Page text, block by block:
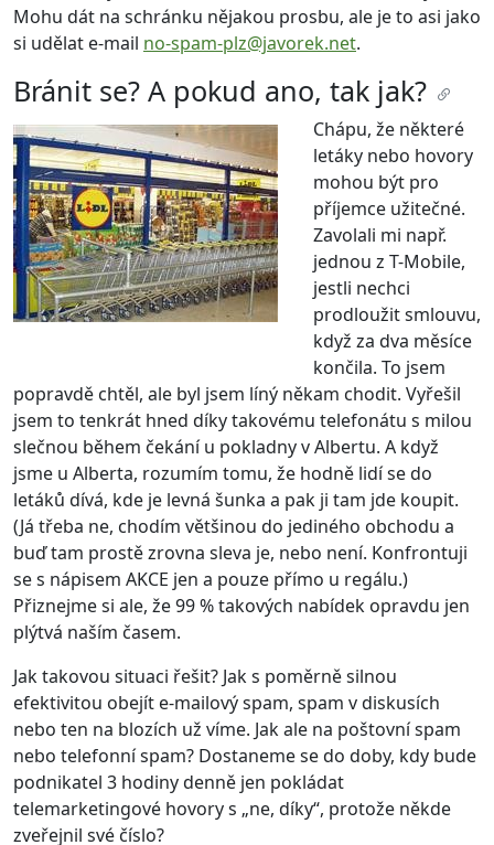
Mohu dát na schránku nějakou prosbu, ale je to asi jako
si udělat e-mail no-spam-plz@javorek.net.
Bránit se? A pokud ano, tak jak?
Chápu, že některé
letáky nebo hovory
mohou být pro
příjemce užitečné.
Zavolali mi např.
jednou z T-Mobile,
jestli nechci
prodloužit smlouvu,
když za dva měsíce
končila. To jsem
popravdě chtěl, ale byl jsem líný někam chodit. Vyřešil
jsem to tenkrát hned díky takovému telefonátu s milou
slečnou během čekání u pokladny v Albertu. A když
jsme u Alberta, rozumím tomu, že hodně lidí se do
letáků dívá, kde je levná šunka a pak ji tam jde koupit.
(Já třeba ne, chodím většinou do jediného obchodu a
buď tam prostě zrovna sleva je, nebo není. Konfrontuji
se s nápisem AKCE jen a pouze přímo u regálu.)
Přiznejme si ale, že 99 % takových nabídek opravdu jen
plýtvá naším časem.
Jak takovou situaci řešit? Jak s poměrně silnou
efektivitou obejít e-mailový spam, spam v diskusích
nebo ten na blozích už víme. Jak ale na poštovní spam
nebo telefonní spam? Dostaneme se do doby, kdy bude
podnikatel 3 hodiny denně jen pokládat
telemarketingové hovory s „ne, díky“, protože někde
zveřejnil své číslo?